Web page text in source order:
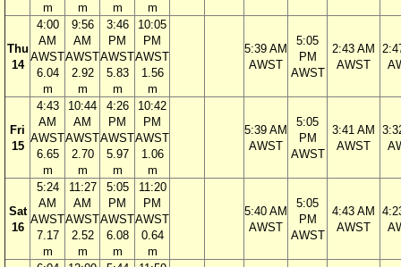
m
m
m
m
Thu
14
4:00
AM
AWST
6.04
m
9:56
AM
AWST
2.92
m
3:46
PM
AWST
5.83
m
10:05
PM
AWST
1.56
m
5:39 AM
AWST
5:05
PM
AWST
2:43 AM
AWST
Fri
15
4:43
AM
AWST
6.65
m
10:44
AM
AWST
2.70
m
4:26
PM
AWST
5.97
m
10:42
PM
AWST
1.06
m
5:39 AM
AWST
5:05
PM
AWST
3:41 AM
AWST
Sat
16
5:24
AM
AWST
7.17
m
11:27
AM
AWST
2.52
m
5:05
PM
AWST
6.08
m
11:20
PM
AWST
0.64
m
5:40 AM
AWST
5:05
PM
AWST
4:43 AM
AWST